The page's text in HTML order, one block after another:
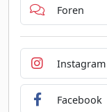
Foren
Instagram
Facebook